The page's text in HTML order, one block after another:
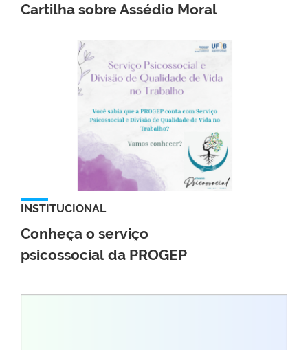
Cartilha sobre Assédio Moral
INSTITUCIONAL
Conheça o serviço
psicossocial da PROGEP